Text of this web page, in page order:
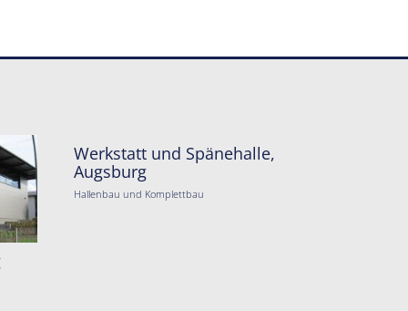
Werkstatt und Spänehalle,
Augsburg
Hallenbau und Komplettbau